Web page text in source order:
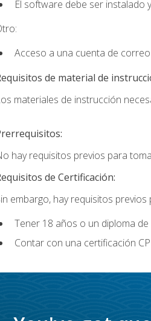
El software debe ser instalado
Acceso a una cuenta de
de material de
materiales de instrucción
hay requisitos previos para
de Certificación:
embargo, hay requisitos
Tener 18 años o un diploma
Contar con una certificación